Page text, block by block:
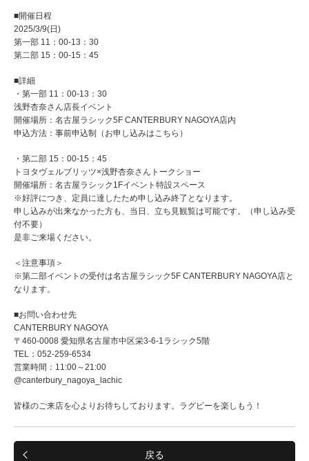
■開催日程
2025/3/9(日)
第一部 11：00-13：30
第二部 15：00-15：45
■詳細
・第一部 11：00-13：30
浅野杏奈さん店長イベント
開催場所：名古屋ラシック5F CANTERBURY NAGOYA店内
申込方法：事前申込制（お申し込みはこちら）
・第二部 15：00-15：45
トヨタヴェルブリッツ×浅野杏奈さんトークショー
開催場所：名古屋ラシック1Fイベント特設スペース
※好評につき、定員に達したため申し込み終了となります。
申し込みが出来なかった方も、当日、立ち見観覧は可能です。（申し込み受
付不要）
是非ご来場ください。
＜注意事項＞
※第二部イベントの受付は名古屋ラシック5F CANTERBURY NAGOYA店と
なります。
■お問い合わせ先
CANTERBURY NAGOYA
〒460-0008 愛知県名古屋市中区栄3-6-1ラシック5階
TEL：052-259-6534
営業時間：11:00～21:00
@canterbury_nagoya_lachic
皆様のご来店を心よりお待ちしております。ラグビーを楽しもう！
戻る